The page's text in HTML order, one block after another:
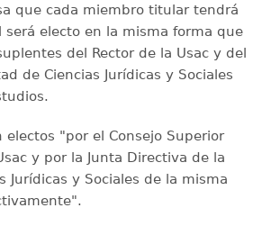
que cada miembro titular tendrá
electo en la misma forma que
del Rector de la Usac y del
de Ciencias Jurídicas y Sociales
electos "por el Consejo Superior
y por la Junta Directiva de la
Jurídicas y Sociales de la misma